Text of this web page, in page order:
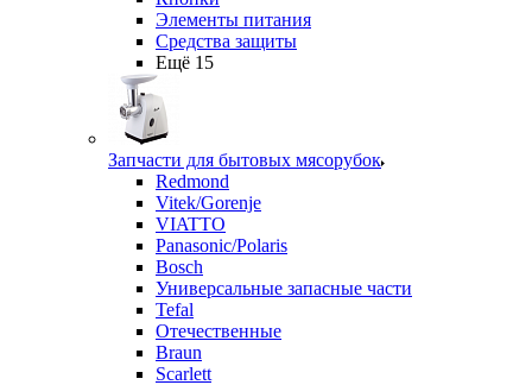
Элементы питания
Средства защиты
Ещё 15
Запчасти для бытовых мясорубок
Redmond
Vitek/Gorenje
VIATTO
Panasonic/Polaris
Bosch
Универсальные запасные части
Tefal
Отечественные
Braun
Scarlett